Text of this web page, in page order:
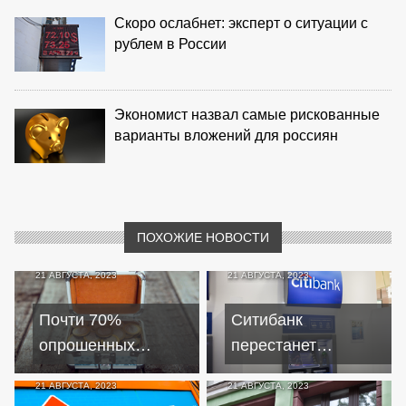
Скоро ослабнет: эксперт о ситуации с
рублем в России
Экономист назвал самые рискованные
варианты вложений для россиян
ПОХОЖИЕ НОВОСТИ
21 АВГУСТА, 2023
Почти 70%
опрошенных
россиян хранят
сбережения в
21 АВГУСТА, 2023
Ситибанк
перестанет
покупать доллары и
евро с 22 августа
21 АВГУСТА, 2023 21 АВГУСТА, 2023